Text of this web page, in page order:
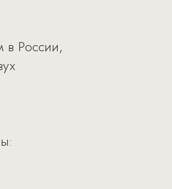
в России,